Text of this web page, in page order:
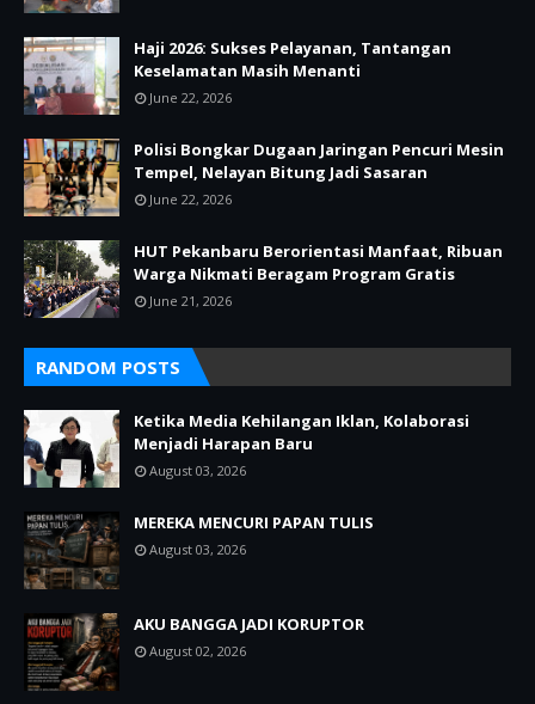
Haji 2026: Sukses Pelayanan, Tantangan
Keselamatan Masih Menanti
June 22, 2026
Polisi Bongkar Dugaan Jaringan Pencuri Mesin
Tempel, Nelayan Bitung Jadi Sasaran
June 22, 2026
HUT Pekanbaru Berorientasi Manfaat, Ribuan
Warga Nikmati Beragam Program Gratis
June 21, 2026
RANDOM POSTS
Ketika Media Kehilangan Iklan, Kolaborasi
Menjadi Harapan Baru
August 03, 2026
MEREKA MENCURI PAPAN TULIS
August 03, 2026
AKU BANGGA JADI KORUPTOR
August 02, 2026